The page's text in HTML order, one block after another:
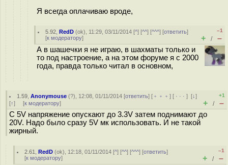
Я всегда оплачиваю вроде,
5.92 ,RedD (ok), 11:29, 03/11/2014 [^] [^^] [^^^] [ответить]
[к модератору]
–1
+ / –
А в шашечки я не играю, в шахматы только и
то под настроение, а на этом форуме я с 2000
года, правда только читал в основном,
1.59 ,Anonymouse (?), 12:08, 01/11/2014 [ответить] [ ﹢﹢﹢] [ · · ·][↓]
[↑] [к модератору]
+1
+ / –
С 5V напряжение опускают до 3.3V затем поднимают до
20V. Надо было сразу 5V мк использовать. И не такой
жирный.
2.61 ,RedD (ok), 12:18, 01/11/2014 [^] [^^] [^^^] [ответить]
[к модератору]
–1
+ / –